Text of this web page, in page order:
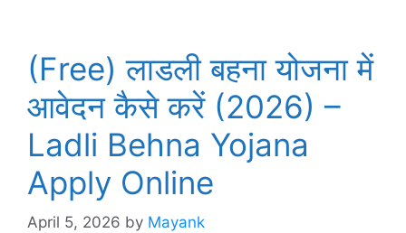
(Free) लाडली बहना योजना में
आवेदन कैसे करें (2026) –
Ladli Behna Yojana
Apply Online
April 5, 2026 by Mayank